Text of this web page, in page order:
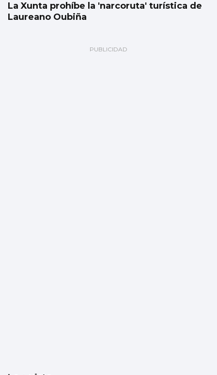
La Xunta prohíbe la 'narcoruta' turística de
Laureano Oubiña